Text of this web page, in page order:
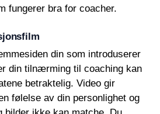
fungerer bra for coacher.
din som introduserer
din tilnærming til coaching kan
betraktelig. Video gir
følelse av din personlighet og